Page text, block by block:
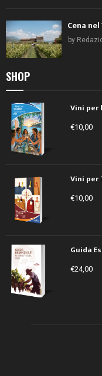
Cena
by
SHOP
Vini per
€10,00
Vini per
€10,00
Guida
€24,00